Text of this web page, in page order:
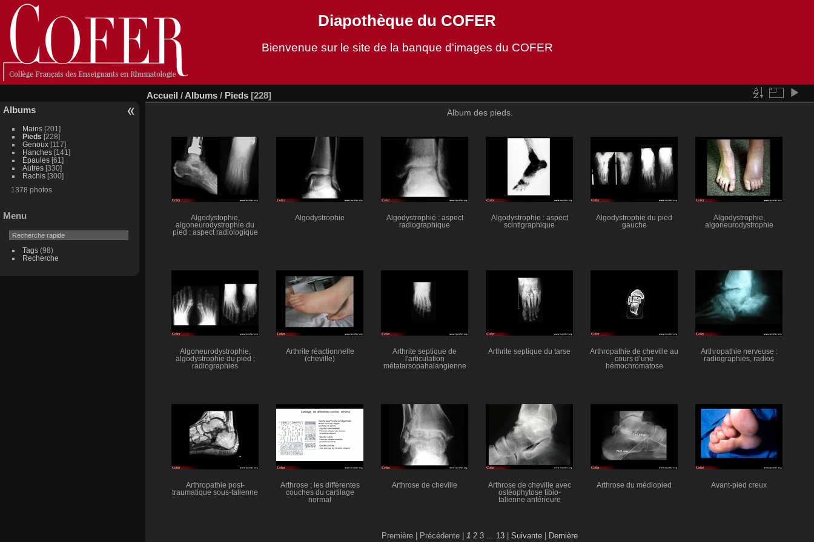
Diapothèque du COFER
Bienvenue sur le site de la banque d'images du COFER
Albums
Mains [201]
Pieds [228]
Genoux [117]
Hanches [141]
Épaules [61]
Autres [330]
Rachis [300]
1378 photos
Menu
Tags(98)
Recherche
Accueil / Albums / Pieds [228]
Album des pieds.
Algodystophie,
algoneurodystrophie du
pied : aspect radiologique
Algodystrophie
Algodystrophie : aspect
radiographique
Algodystrophie : aspect
scintigraphique
Algodystrophie du pied
gauche
Algodystrophie,
algoneurodystrophie
Algoneurodystrophie,
algodystrophie du pied :
radiographies
Arthrite réactionnelle
(cheville)
Arthrite septique de
l'articulation
métatarsopahalangienne
Arthrite septique du tarse
Arthropathie de cheville au
cours d’une
hémochromatose
Arthropathie nerveuse :
radiographies, radios
Arthropathie post-
traumatique sous-talienne
Arthrose ; les différentes
couches du cartilage
normal
Arthrose de cheville
Arthrose de cheville avec
ostéophytose tibio-
talienne antérieure
Arthrose du médiopied Avant-pied creux
Première | Précédente | 1 2 3 ... 13 Suivante Dernière